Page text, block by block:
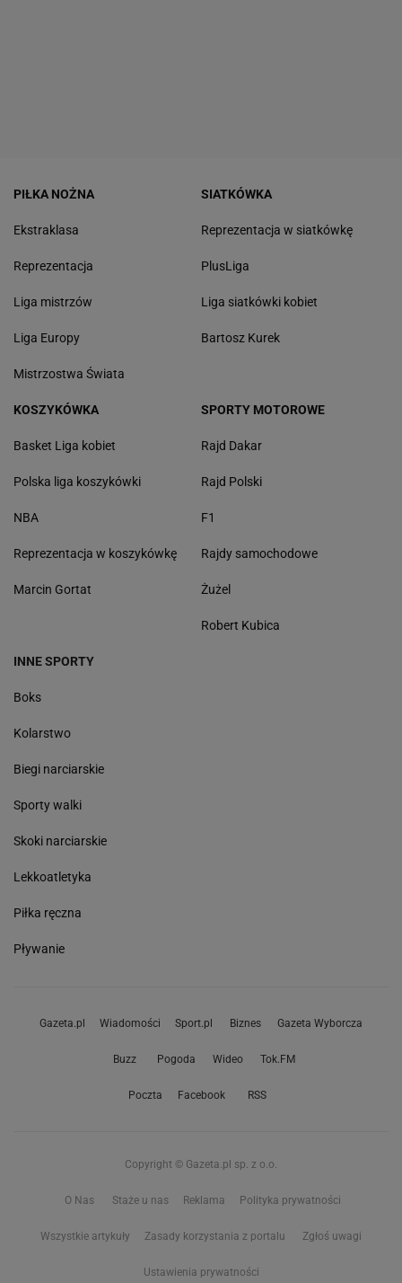
PIŁKA NOŻNA
Ekstraklasa
Reprezentacja
Liga mistrzów
Liga Europy
Mistrzostwa Świata
SIATKÓWKA
Reprezentacja w siatkówkę
PlusLiga
Liga siatkówki kobiet
Bartosz Kurek
KOSZYKÓWKA
Basket Liga kobiet
Polska liga koszykówki
NBA
Reprezentacja w koszykówkę
Marcin Gortat
SPORTY MOTOROWE
Rajd Dakar
Rajd Polski
F1
Rajdy samochodowe
Żużel
Robert Kubica
INNE SPORTY
Boks
Kolarstwo
Biegi narciarskie
Sporty walki
Skoki narciarskie
Lekkoatletyka
Piłka ręczna
Pływanie
Gazeta.pl Wiadomości Sport.pl Biznes Gazeta Wyborcza
Buzz Pogoda Wideo Tok.FM
Poczta Facebook RSS
Copyright © Gazeta.pl sp. z o.o.
O Nas Staże u nas Reklama Polityka prywatności
Wszystkie artykuły Zasady korzystania z portalu Zgłoś uwagi
Ustawienia prywatności